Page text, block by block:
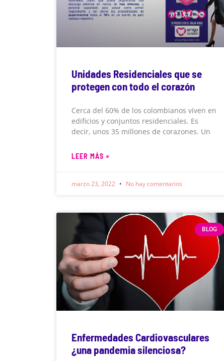
Unidades Residenciales que se
protegen con todo el corazón
Cerca del 60% de los colombianos viven en
edificios y conjuntos residenciales. Es
decir, unos 35 millones de corazones. Un
LEER MÁS »
marzo 23, 2022 No hay comentarios
BLOG
Enfermedades Cardiovasculares
¿una pandemia silenciosa?